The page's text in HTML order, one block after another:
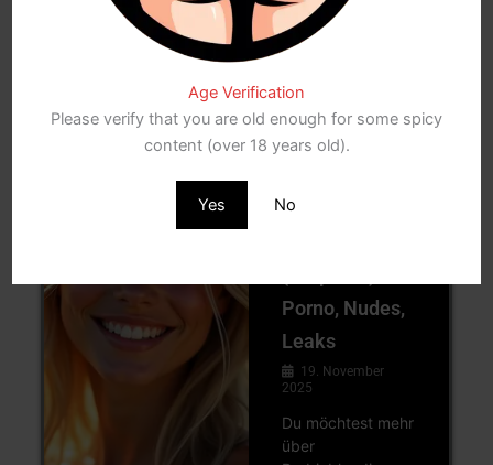
Age Verification
Please verify that you are old enough for some spicy
content (over 18 years old).
Yes No
meinem Ohr. „Du gehörst mir. Alles an dir. Verstanden?“
Ich brachte keinen Ton heraus und nickte nur. Aber wir
verstanden uns auch ohne Worte. Und wie!
Porno, Nudes,
Leaks
19. November
2025
Du möchtest mehr
über